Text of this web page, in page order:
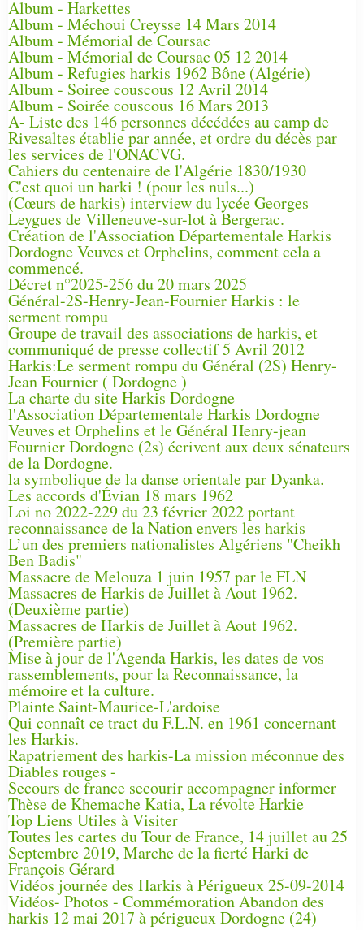
Album - Harkettes
Album - Méchoui Creysse 14 Mars 2014
Album - Mémorial de Coursac
Album - Mémorial de Coursac 05 12 2014
Album - Refugies harkis 1962 Bône (Algérie)
Album - Soiree couscous 12 Avril 2014
Album - Soirée couscous 16 Mars 2013
A- Liste des 146 personnes décédées au camp de
Rivesaltes établie par année, et ordre du décès par
les services de l'ONACVG.
Cahiers du centenaire de l'Algérie 1830/1930
C'est quoi un harki ! (pour les nuls...)
(Cœurs de harkis) interview du lycée Georges
Leygues de Villeneuve-sur-lot à Bergerac.
Création de l'Association Départementale Harkis
Dordogne Veuves et Orphelins, comment cela a
commencé.
Décret n°2025-256 du 20 mars 2025
Général-2S-Henry-Jean-Fournier Harkis : le
serment rompu
Groupe de travail des associations de harkis, et
communiqué de presse collectif 5 Avril 2012
Harkis:Le serment rompu du Général (2S) Henry-
Jean Fournier ( Dordogne )
La charte du site Harkis Dordogne
l'Association Départementale Harkis Dordogne
Veuves et Orphelins et le Général Henry-jean
Fournier Dordogne (2s) écrivent aux deux sénateurs
de la Dordogne.
la symbolique de la danse orientale par Dyanka.
Les accords d'Évian 18 mars 1962
Loi no 2022-229 du 23 février 2022 portant
reconnaissance de la Nation envers les harkis
L’un des premiers nationalistes Algériens "Cheikh
Ben Badis"
Massacre de Melouza 1 juin 1957 par le FLN
Massacres de Harkis de Juillet à Aout 1962.
(Deuxième partie)
Massacres de Harkis de Juillet à Aout 1962.
(Première partie)
Mise à jour de l'Agenda Harkis, les dates de vos
rassemblements, pour la Reconnaissance, la
mémoire et la culture.
Plainte Saint-Maurice-L'ardoise
Qui connaît ce tract du F.L.N. en 1961 concernant
les Harkis.
Rapatriement des harkis-La mission méconnue des
Diables rouges -
Secours de france secourir accompagner informer
Thèse de Khemache Katia, La révolte Harkie
Top Liens Utiles à Visiter
Toutes les cartes du Tour de France, 14 juillet au 25
Septembre 2019, Marche de la fierté Harki de
François Gérard
Vidéos journée des Harkis à Périgueux 25-09-2014
Vidéos- Photos - Commémoration Abandon des
harkis 12 mai 2017 à périgueux Dordogne (24)